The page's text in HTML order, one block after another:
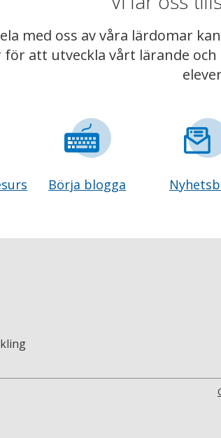
med oss av våra lärdomar
för att utveckla vårt lärande
Börja blogga